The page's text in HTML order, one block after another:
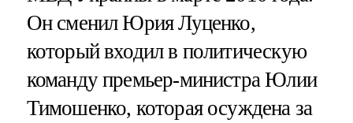
Он сменил Юрия Луценко,
который входил в политическую
команду премьер-министра Юлии
Тимошенко, которая осуждена за